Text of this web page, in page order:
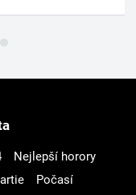
Nejlepší horory
Počasí